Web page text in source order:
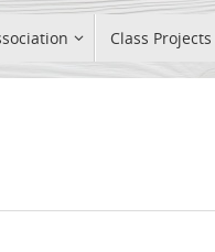
Class Projects